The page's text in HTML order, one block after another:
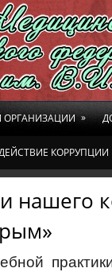
ОРГАНИЗАЦИИ »
КОРРУПЦИИ
нашего